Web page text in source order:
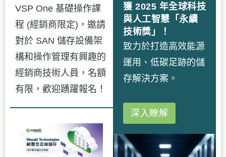
VSP One 基礎操作課
程 (經銷商限定)，邀請
對於 SAN 儲存設備架
構和操作管理有興趣的
經銷商技術人員，名額
有限，歡迎踴躍報名！
獲 2025 年全球科技
與人工智慧「永續
技術獎」！
致力於打造高效能源
運用、低碳足跡的儲
存解決方案。
深入瞭解